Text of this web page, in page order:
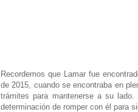
Recordemos que Lamar fue
de 2015, cuando se encontraba en
trámites para mantenerse a su
determinación de romper con él para